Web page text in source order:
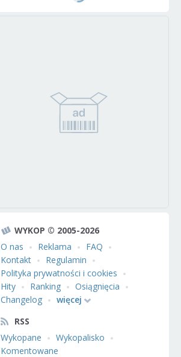
WYKOP © 2005-2026
O nas
Reklama
FAQ
Kontakt
Regulamin
Polityka prywatności i cookies
Hity
Ranking
Osiągnięcia
Changelog
więcej
RSS
Wykopane
Wykopalisko
Komentowane